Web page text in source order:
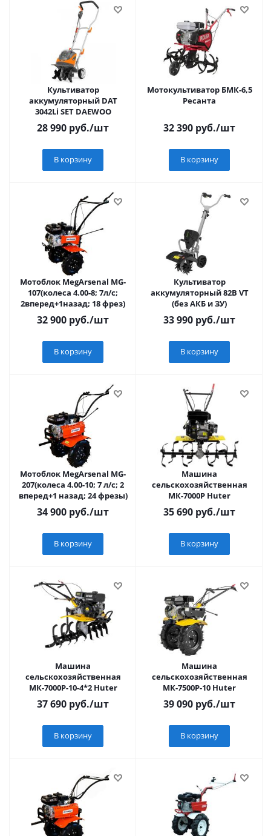
Культиватор
аккумуляторный DAT
3042Li SET DAEWOO
28 990 руб./шт
В корзину
Мотокультиватор БМК-6,5
Ресанта
32 390 руб./шт
В корзину
Мотоблок MegArsenal МG-
107(колеса 4.00-8; 7л/с;
2вперед+1назад; 18 фрез)
32 900 руб./шт
В корзину
Культиватор
аккумуляторный 82В VT
(без АКБ и ЗУ)
33 990 руб./шт
В корзину
Мотоблок MegArsenal МG-
207(колеса 4.00-10; 7 л/с; 2
вперед+1 назад; 24 фрезы)
34 900 руб./шт
В корзину
Машина
сельскохозяйственная
МК-7000Р Huter
35 690 руб./шт
В корзину
Машина
сельскохозяйственная
МК-7000Р-10-4*2 Huter
37 690 руб./шт
В корзину
Машина
сельскохозяйственная
МК-7500P-10 Huter
39 090 руб./шт
В корзину